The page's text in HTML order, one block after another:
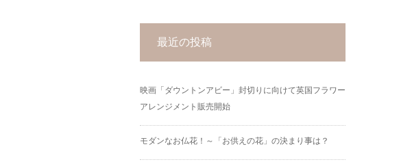
最近の投稿
映画「ダウントンアビー」封切りに向けて英国フラワー
アレンジメント販売開始
モダンなお仏花！～「お供えの花」の決まり事は？